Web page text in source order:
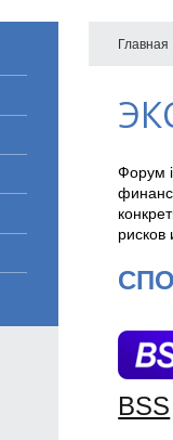
Главная
Форум
рисков
BSS